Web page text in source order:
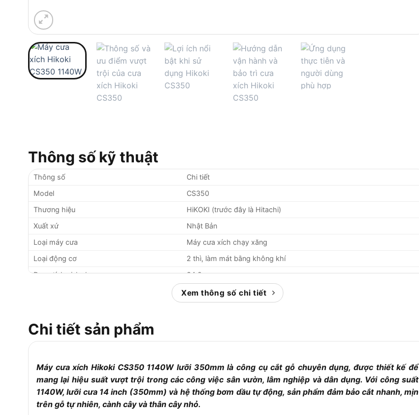
Thông số kỹ thuật
Thông số
Chi tiết
Model
CS350
Thương hiệu
HiKOKI (trước đây là Hitachi)
Xuất xứ
Nhật Bản
Loại máy cưa
Máy cưa xích chạy xăng
Loại động cơ
2 thì, làm mát bằng không khí
Dung tích xi-lanh
34.0cc
1.31kW (1.76HP) tại 10,000 vòng/phút
Chiều dài lam cưa
Số mắt xích
52 mắt
Dung tích bình xăng
320ml
Dung tích bình nhớt
150ml
Tỷ lệ pha xăng:nhớt
25:1
Xem thông số chi tiết
Chi tiết sản phẩm
Máy cưa xích Hikoki CS350 1140W lưỡi 350mm là công cụ cắt gỗ chuyên dụng, được thiết kế để
mang lại hiệu suất vượt trội trong các công việc sân vườn, lâm nghiệp và dân dụng. Với công suất
1140W, lưỡi cưa 14 inch (350mm) và hệ thống bơm dầu tự động, sản phẩm đảm bảo cắt nhanh, mịn
trên gỗ tự nhiên, cành cây và thân cây nhỏ.